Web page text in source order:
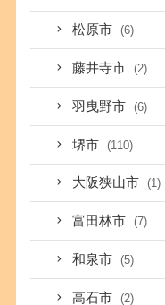
松原市 (6)
藤井寺市 (2)
羽曳野市 (6)
堺市 (110)
大阪狭山市 (1)
富田林市 (7)
和泉市 (5)
高石市 (2)